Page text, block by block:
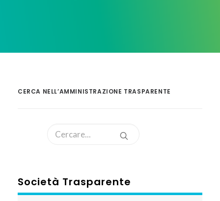
CONTATTI
CERCA NELL’AMMINISTRAZIONE TRASPARENTE
Società Trasparente